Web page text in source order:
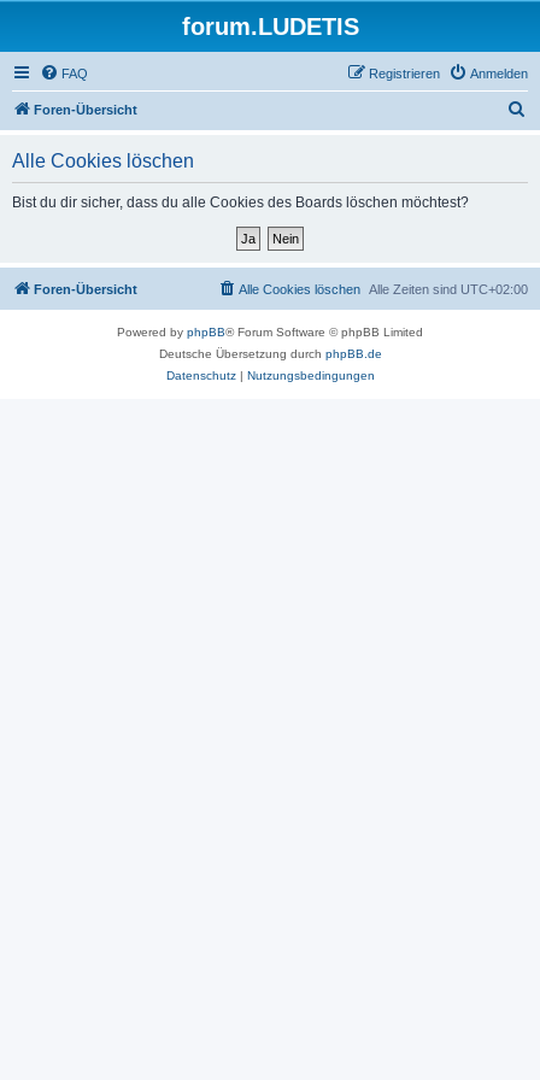
forum.LUDETIS
FAQ Anmelden
Registrieren
Foren-Übersicht
Alle Cookies löschen
Bist du dir sicher, dass du alle Cookies des Boards löschen möchtest?
Foren-Übersicht Alle Zeiten sind UTC+02:00
Alle Cookies löschen
Powered by phpBB® Forum Software © phpBB Limited
Deutsche Übersetzung durch phpBB.de
Datenschutz| Nutzungsbedingungen